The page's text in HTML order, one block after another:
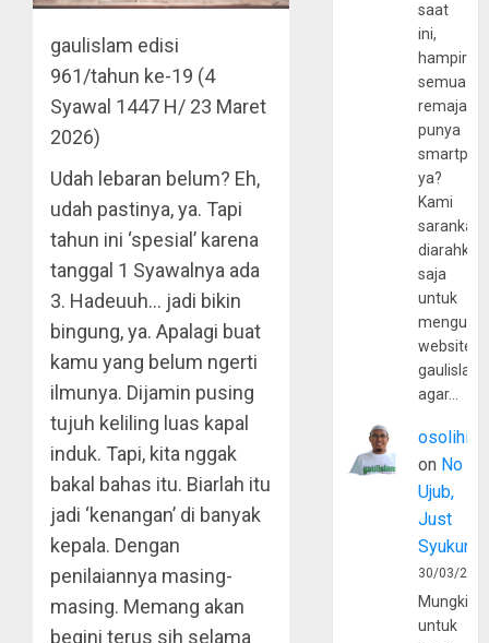
gaulislam edisi
961/tahun ke-19 (4
Syawal 1447 H/ 23 Maret
2026)
Udah lebaran belum? Eh,
udah pastinya, ya. Tapi
tahun ini ‘spesial’ karena
tanggal 1 Syawalnya ada
3. Hadeuuh… jadi bikin
bingung, ya. Apalagi buat
kamu yang belum ngerti
ilmunya. Dijamin pusing
tujuh keliling luas kapal
induk. Tapi, kita nggak
bakal bahas itu. Biarlah itu
jadi ‘kenangan’ di banyak
kepala. Dengan
penilaiannya masing-
masing. Memang akan
begini terus sih selama
saat
ini,
hampir
semua
remaja
punya
ya?
Kami
sarankan,
diarahkan
saja
untuk
website
agar…
osolihin
on No
Ujub,
Just
Syukur
30/03/
Mungkin
untuk